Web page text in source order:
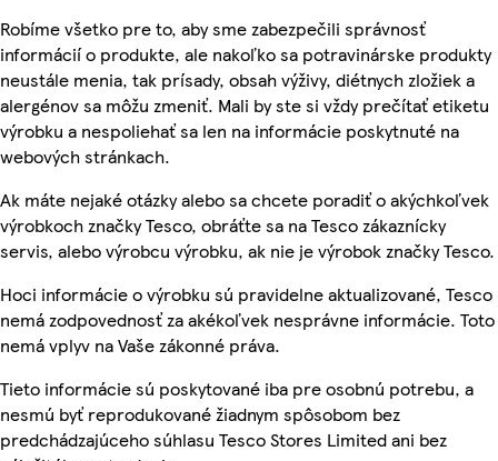
Robíme všetko pre to, aby sme zabezpečili správnosť
informácií o produkte, ale nakoľko sa potravinárske produkty
neustále menia, tak prísady, obsah výživy, diétnych zložiek a
alergénov sa môžu zmeniť. Mali by ste si vždy prečítať etiketu
výrobku a nespoliehať sa len na informácie poskytnuté na
webových stránkach.
Ak máte nejaké otázky alebo sa chcete poradiť o akýchkoľvek
výrobkoch značky Tesco, obráťte sa na Tesco zákaznícky
servis, alebo výrobcu výrobku, ak nie je výrobok značky Tesco.
Hoci informácie o výrobku sú pravidelne aktualizované, Tesco
nemá zodpovednosť za akékoľvek nesprávne informácie. Toto
nemá vplyv na Vaše zákonné práva.
Tieto informácie sú poskytované iba pre osobnú potrebu, a
nesmú byť reprodukované žiadnym spôsobom bez
predchádzajúceho súhlasu Tesco Stores Limited ani bez